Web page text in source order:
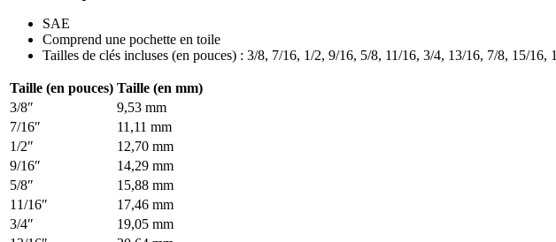
SAE
Comprend une pochette en toile
Tailles de clés incluses (en pouces) : 3/8, 7/16, 1/2, 9/16, 5/8, 11/16, 3/4, 13/16, 7/8, 15/16, 1
Taille (en pouces) Taille (en mm)
3/8″
9,53 mm
7/16″
11,11 mm
1/2″
12,70 mm
9/16″
14,29 mm
5/8″
15,88 mm
11/16″
17,46 mm
3/4″
19,05 mm